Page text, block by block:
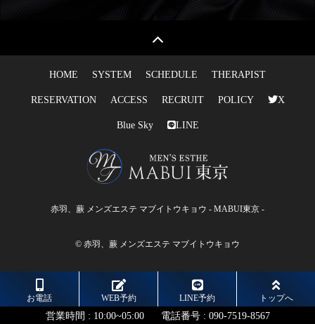
HOME SYSTEM SCHEDULE THERAPIST
RESERVATION ACCESS RECRUIT POLICY X
Blue Sky LINE
赤羽、蕨 メンズエステ マブイトウキョウ - MABUI東京 -
© 赤羽、蕨 メンズエステ マブイトウキョウ
お電話 WEB予約 LINE予約 トップへ
営業時間 : 10:00~05:00 電話番号 : 090-7519-8567